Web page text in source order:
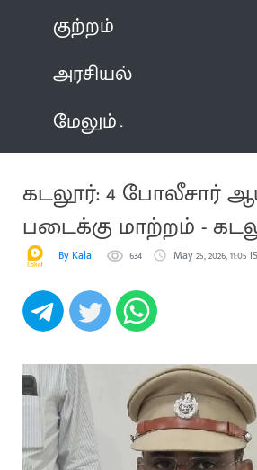
குற்றம்
அரசியல்
மேலும்
கடலூர்: 4 போலீசார்
படைக்கு மாற்றம் -
By Kalai 634 May 25, 2026, 11:05